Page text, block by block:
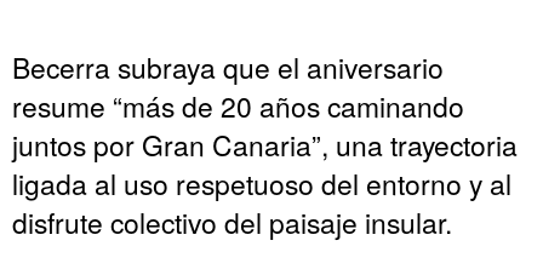
Becerra subraya que el aniversario
resume “más de 20 años caminando
juntos por Gran Canaria”, una trayectoria
ligada al uso respetuoso del entorno y al
disfrute colectivo del paisaje insular.